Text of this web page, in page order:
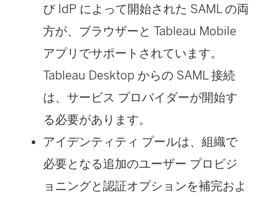
び IdP によって開始された SAML の両
方が、ブラウザーと Tableau Mobile
アプリでサポートされています。
Tableau Desktop からの SAML 接続
は、サービス プロバイダーが開始す
る必要があります。
アイデンティティ プールは、組織で
必要となる追加のユーザー プロビジ
ョニングと認証オプションを補完およ